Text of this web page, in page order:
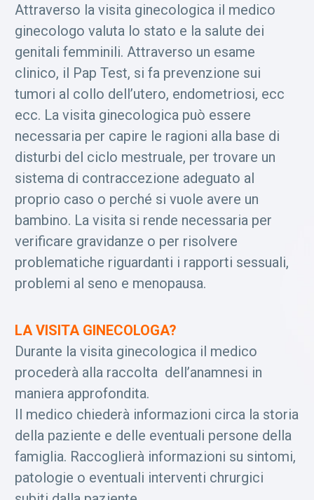
Attraverso la visita ginecologica il medico
ginecologo valuta lo stato e la salute dei
genitali femminili. Attraverso un esame
clinico, il Pap Test, si fa prevenzione sui
tumori al collo dell’utero, endometriosi, ecc
ecc. La visita ginecologica può essere
necessaria per capire le ragioni alla base di
disturbi del ciclo mestruale, per trovare un
sistema di contraccezione adeguato al
proprio caso o perché si vuole avere un
bambino. La visita si rende necessaria per
verificare gravidanze o per risolvere
problematiche riguardanti i rapporti sessuali,
problemi al seno e menopausa.
LA VISITA GINECOLOGA?
Durante la visita ginecologica il medico
procederà alla raccolta dell’anamnesi in
maniera approfondita.
Il medico chiederà informazioni circa la storia
della paziente e delle eventuali persone della
famiglia. Raccoglierà informazioni su sintomi,
patologie o eventuali interventi chrurgici